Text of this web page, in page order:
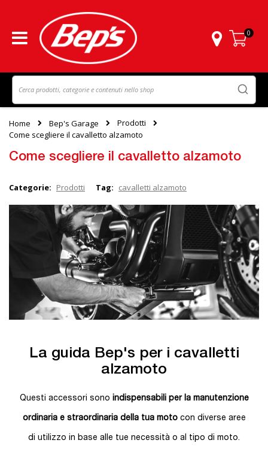
Carrello
0
Home Bep's Garage
Prodotti
Come scegliere il cavalletto alzamoto
Come scegliere il cavalletto alzamoto
Categorie: Prodotti Tag: cavalletti alzamoto
La guida Bep's per i cavalletti
alzamoto
Questi accessori sono indispensabili per la manutenzione
ordinaria e straordinaria della tua motocon diverse aree
di utilizzo in base alle tue necessità o al tipo di moto.